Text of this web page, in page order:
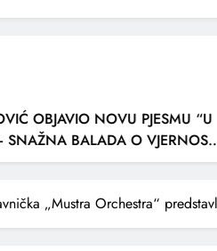
POZVALI MALIŠANE NA
NOVU PJESMU “U
BALADA O VJERNOSTI,
NAS MIJENJA
„Mustra Orchestra“